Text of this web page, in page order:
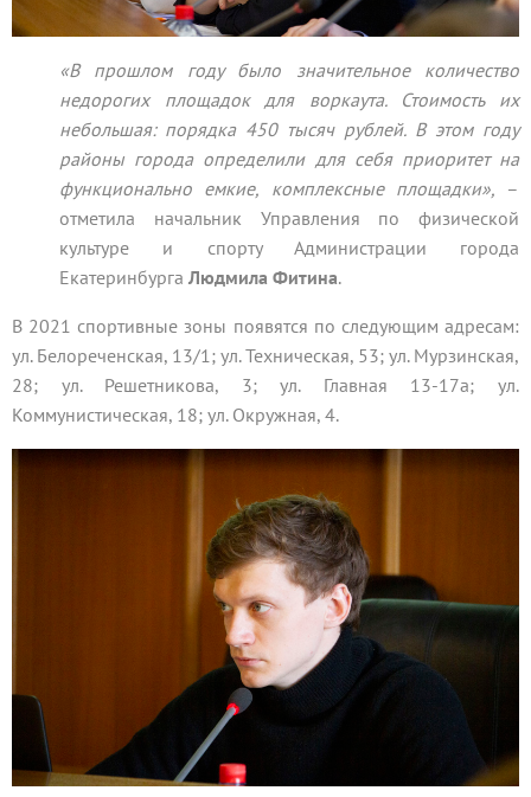
«В прошлом году было значительное количество
недорогих площадок для воркаута. Стоимость их
небольшая: порядка 450 тысяч рублей. В этом году
районы города определили для себя приоритет на
функционально емкие, комплексные площадки», –
отметила начальник Управления по физической
культуре и спорту Администрации города
Екатеринбурга Людмила Фитина.
В 2021 спортивные зоны появятся по следующим адресам:
ул. Белореченская, 13/1; ул. Техническая, 53; ул. Мурзинская,
28; ул. Решетникова, 3; ул. Главная 13-17а; ул.
Коммунистическая, 18; ул. Окружная, 4.